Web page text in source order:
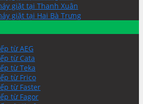
giặt tại Thanh Xuân
giặt tại Hai Bà Trưng
từ AEG
từ Cata
từ Teka
từ Frico
từ Faster
từ Fagor